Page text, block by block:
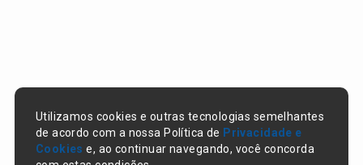
Utilizamos cookies e outras tecnologias semelhantes
de acordo com a nossa Política de Privacidade e
Cookies e, ao continuar navegando, você concorda